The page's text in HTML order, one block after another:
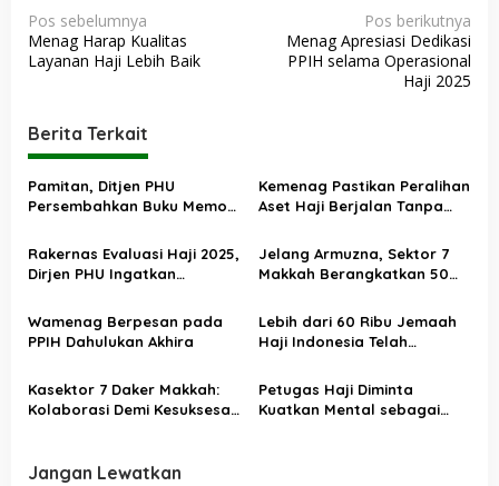
N
a
g
a
s
p
s
Pos sebelumnya
Menag Harap Kualitas
Layanan Haji Lebih Baik
Pos berikutnya
Menag Apresiasi Dedikasi
PPIH selama Operasional
Haji 2025
Berita Terkait
Pamitan, Ditjen PHU
Persembahkan Buku Memori
Kelola Haji
Kemenag Pastikan Peralihan
Aset Haji Berjalan Tanpa
Rakernas Evaluasi Haji 2025,
Dirjen PHU Ingatkan
Nilai-Nilai Positif
Jelang Armuzna, Sektor 7
Makkah Berangkatkan 50
Wukuf Lansia
Wamenag Berpesan pada
PPIH Dahulukan Akhira
Lebih dari 60 Ribu Jemaah
Haji Indonesia Telah
Lebih Sudah Tervisa
Kasektor 7 Daker Makkah:
Kolaborasi Demi Kesuksesan
Petugas Haji Diminta
Kuatkan Mental sebagai
Jangan Lewatkan